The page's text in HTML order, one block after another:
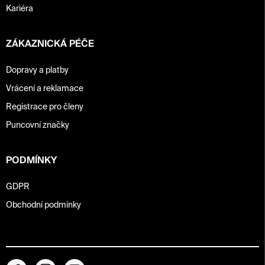
Kariéra
ZÁKAZNICKÁ PÉČE
Dopravy a platby
Vrácení a reklamace
Registrace pro členy
Puncovní značky
PODMÍNKY
GDPR
Obchodní podmínky